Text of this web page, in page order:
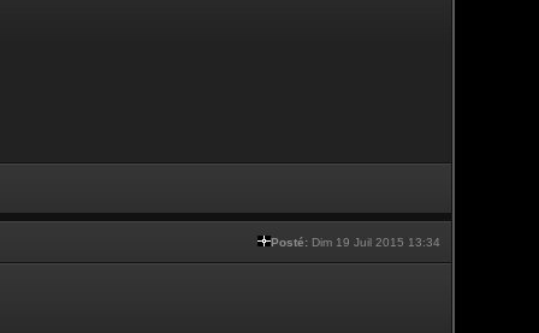
Posté: Dim 19 Juil 2015 13:34